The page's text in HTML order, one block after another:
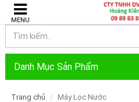
MENU
Danh Mục Sản Phẩm
Trang chủ Máy Lọc Nước